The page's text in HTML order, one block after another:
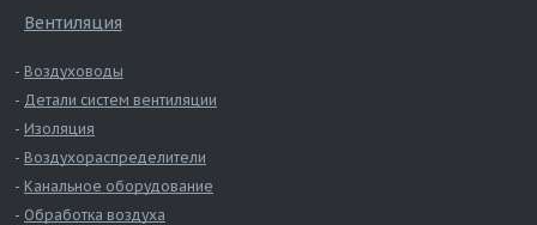
Вентиляция
Воздуховоды
Детали систем вентиляции
Изоляция
Воздухораспределители
Канальное оборудование
Обработка воздуха